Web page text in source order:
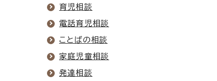
育児相談
電話育児相談
ことばの相談
家庭児童相談
発達相談